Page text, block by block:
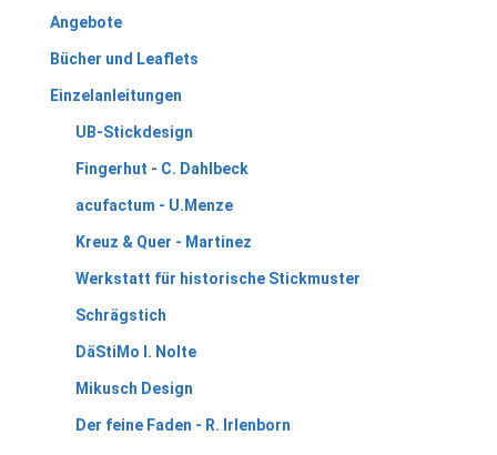
Angebote
Bücher und Leaflets
Einzelanleitungen
UB-Stickdesign
Fingerhut - C. Dahlbeck
acufactum - U.Menze
Kreuz & Quer - Martinez
Werkstatt für historische Stickmuster
Schrägstich
DäStiMo I. Nolte
Mikusch Design
Der feine Faden - R. Irlenborn